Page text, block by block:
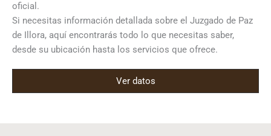
oficial.
Si necesitas información detallada sobre el Juzgado de Paz
de Illora, aquí encontrarás todo lo que necesitas saber,
desde su ubicación hasta los servicios que ofrece.
Ver datos